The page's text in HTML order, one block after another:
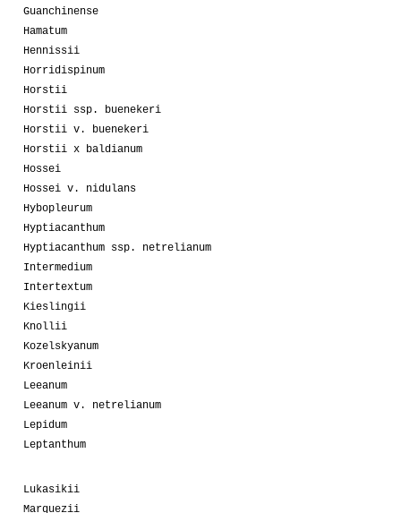
Guanchinense
Hamatum
Hennissii
Horridispinum
Horstii
Horstii ssp. buenekeri
Horstii v. buenekeri
Horstii x baldianum
Hossei
Hossei v. nidulans
Hybopleurum
Hyptiacanthum
Hyptiacanthum ssp. netrelianum
Intermedium
Intertextum
Kieslingii
Knollii
Kozelskyanum
Kroenleinii
Leeanum
Leeanum v. netrelianum
Lepidum
Leptanthum
Lukasikii
Marquezii